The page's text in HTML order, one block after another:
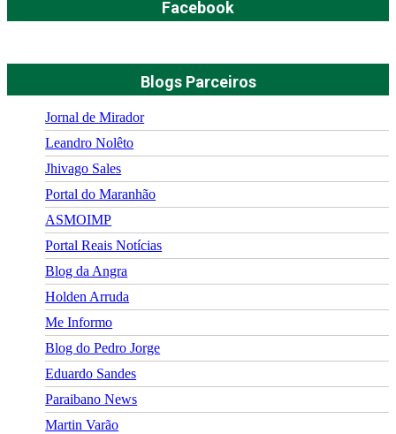
Facebook
Blogs Parceiros
Jornal de Mirador
Leandro Nolêto
Jhivago Sales
Portal do Maranhão
ASMOIMP
Portal Reais Notí­cias
Blog da Angra
Holden Arruda
Me Informo
Blog do Pedro Jorge
Eduardo Sandes
Paraibano News
Martin Varão